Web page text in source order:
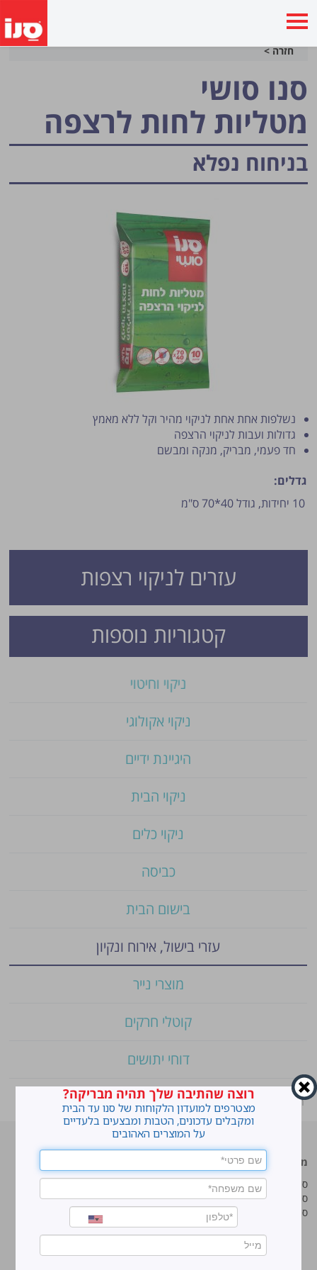
חזרה >
עזרים לניקוי רצפות
סנו סושי
מטליות לחות לרצפה
בניחוח נפלא
נשלפות אחת אחת לניקוי מהיר וקל ללא מאמץ
גדולות ועבות לניקוי הרצפה
חד פעמי, מבריק, מנקה ומבשם
גדלים:
10 יחידות, גודל 40*70 ס"מ
קטגוריות נוספות
ניקוי וחיטוי
ניקוי אקולוגי
היגיינת ידיים
ניקוי הבית
ניקוי כלים
כביסה
בישום הבית
עזרי בישול, אירוח ונקיון
מוצרי נייר
קוטלי חרקים
דוחי יתושים
ראשי Shop
»סנו סושי מטליות לחות לרצפה
מוצרים מובילים
סנו ז'אוול סופר ג'ל
סנו ז'אוול קצף ניקוי
סנו ז'אוול אבקת ניקוי
לנקות חלונות עם חיוך
עושים סדר בארון הנעליים
טיפים והמלצות מקצועיות לשימוש
רוצה שהתיבה שלך תהיה מבריקה?
מצטרפים למועדון הלקוחות של סנו עד הבית
ומקבלים עדכונים, הטבות ומבצעים בלעדיים
על המוצרים האהובים